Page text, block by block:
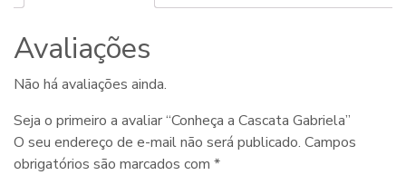
Avaliações
Não há avaliações ainda.
Seja o primeiro a avaliar “Conheça a Cascata Gabriela”
O seu endereço de e-mail não será publicado. Campos
obrigatórios são marcados com *